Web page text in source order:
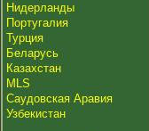
Нидерланды
Португалия
Турция
Беларусь
Казахстан
MLS
Саудовская Аравия
Узбекистан